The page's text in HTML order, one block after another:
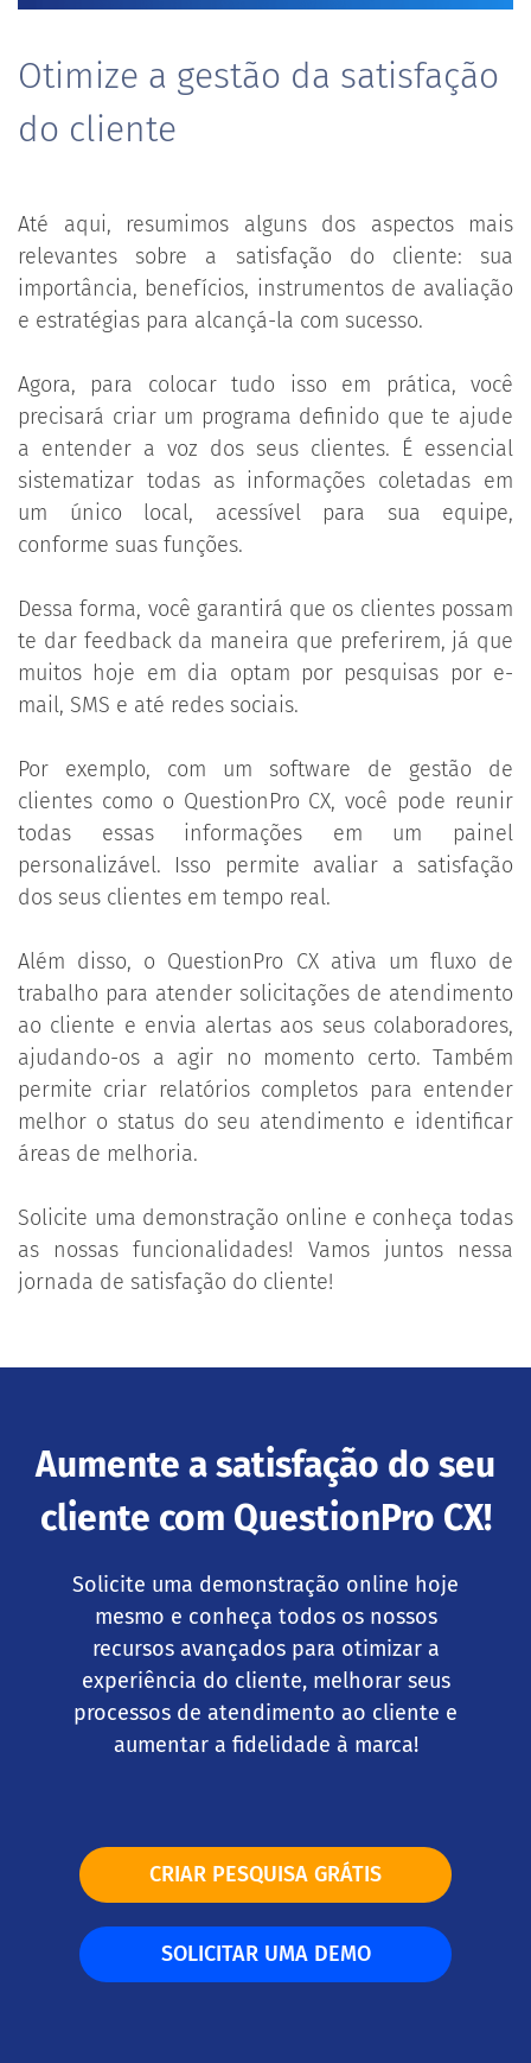
Otimize a gestão da satisfação
do cliente
Até aqui, resumimos alguns dos aspectos mais
relevantes sobre a satisfação do cliente: sua
importância, benefícios, instrumentos de avaliação
e estratégias para alcançá-la com sucesso.
Agora, para colocar tudo isso em prática, você
precisará criar um programa definido que te ajude
a entender a voz dos seus clientes. É essencial
sistematizar todas as informações coletadas em
um único local, acessível para sua equipe,
conforme suas funções.
Dessa forma, você garantirá que os clientes possam
te dar feedback da maneira que preferirem, já que
muitos hoje em dia optam por pesquisas por e-
mail, SMS e até redes sociais.
Por exemplo, com um software de gestão de
clientes como o QuestionPro CX, você pode reunir
todas essas informações em um painel
personalizável. Isso permite avaliar a satisfação
dos seus clientes em tempo real.
Além disso, o QuestionPro CX ativa um fluxo de
trabalho para atender solicitações de atendimento
ao cliente e envia alertas aos seus colaboradores,
ajudando-os a agir no momento certo. Também
permite criar relatórios completos para entender
melhor o status do seu atendimento e identificar
áreas de melhoria.
Solicite uma demonstração online e conheça todas
as nossas funcionalidades! Vamos juntos nessa
jornada de satisfação do cliente!
Aumente a satisfação do seu
cliente com QuestionPro CX!
Solicite uma demonstração online hoje
mesmo e conheça todos os nossos
recursos avançados para otimizar a
experiência do cliente, melhorar seus
processos de atendimento ao cliente e
aumentar a fidelidade à marca!
CRIAR PESQUISA GRÁTIS
SOLICITAR UMA DEMO